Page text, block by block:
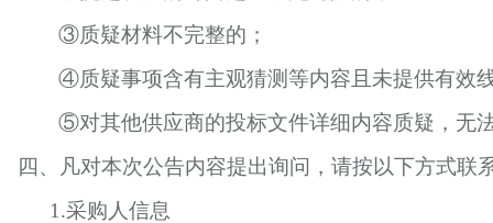
③质疑材料不完整的；
④质疑事项含有主观猜测等内容且未提供有效
⑤对其他供应商的投标文件详细内容质疑，无
四、凡对本次公告内容提出询问，请按以下方式联
1.采购人信息